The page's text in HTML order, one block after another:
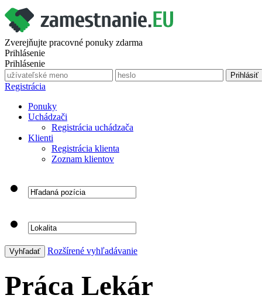
Zverejňujte pracovné ponuky zdarma
Prihlásenie
Prihlásenie
Registrácia
Ponuky
Uchádzači
Registrácia uchádzača
Klienti
Registrácia klienta
Zoznam klientov
Rozšírené vyhľadávanie
Práca Lekár